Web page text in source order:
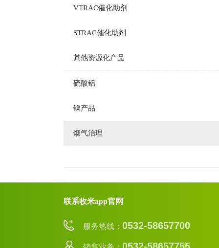
VTRAC催化助剂
STRAC催化助剂
其他资源化产品
硫酸铝
镍产品
烟气治理
联系收米app官网
服务热线： 0532-58657700